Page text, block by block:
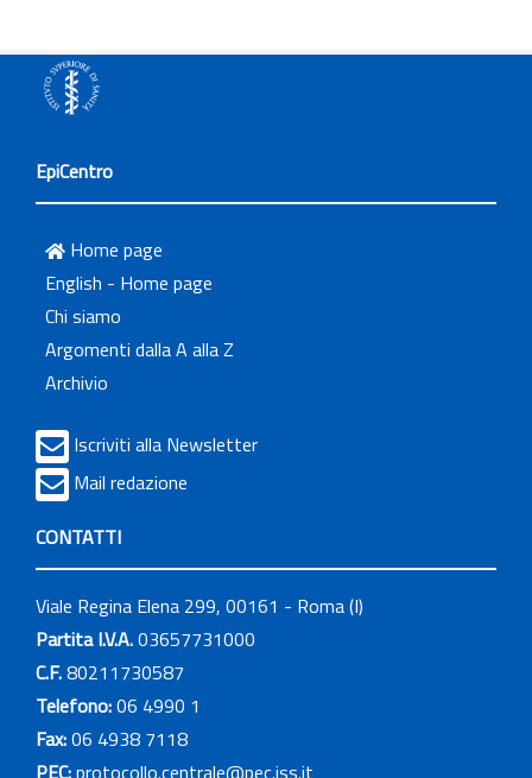
EpiCentro
Home page
English - Home page
Chi siamo
Argomenti dalla A alla Z
Archivio
Iscriviti alla Newsletter
Mail redazione
CONTATTI
Viale Regina Elena 299, 00161 - Roma (I)
Partita I.V.A.03657731000
C.F.80211730587
Telefono:06 4990 1
Fax:06 4938 7118
PEC:protocollo.centrale@pec.iss.it